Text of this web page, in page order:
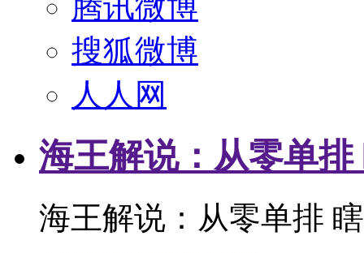
腾讯微博
搜狐微博
人人网
海王解说：从零单
海王解说：从零单排